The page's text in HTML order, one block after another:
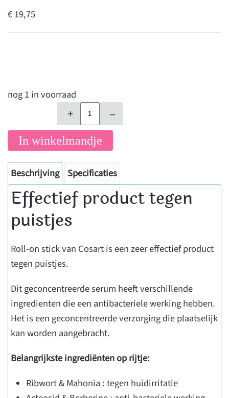
€ 19,75
nog 1 in voorraad
+ –
In winkelmandje
Beschrijving Specificaties
Effectief product tegen
puistjes
Roll-on stick van Cosart is een zeer effectief product
tegen puistjes.
Dit geconcentreerde serum heeft verschillende
ingredienten die een antibacteriele werking hebben.
Het is een geconcentreerde verzorging die plaatselijk
kan worden aangebracht.
Belangrijkste ingrediënten op rijtje:
Ribwort & Mahonia : tegen huidirritatie